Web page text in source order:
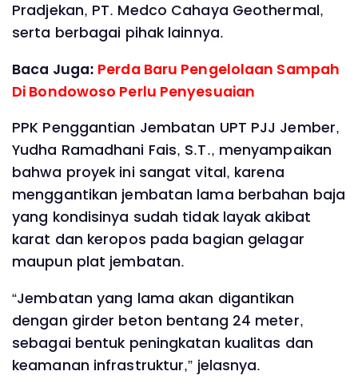
Pradjekan, PT. Medco Cahaya Geothermal,
serta berbagai pihak lainnya.
Baca Juga: Perda Baru Pengelolaan Sampah
Di Bondowoso Perlu Penyesuaian
PPK Penggantian Jembatan UPT PJJ Jember,
Yudha Ramadhani Fais, S.T., menyampaikan
bahwa proyek ini sangat vital, karena
menggantikan jembatan lama berbahan baja
yang kondisinya sudah tidak layak akibat
karat dan keropos pada bagian gelagar
maupun plat jembatan.
“Jembatan yang lama akan digantikan
dengan girder beton bentang 24 meter,
sebagai bentuk peningkatan kualitas dan
keamanan infrastruktur,” jelasnya.